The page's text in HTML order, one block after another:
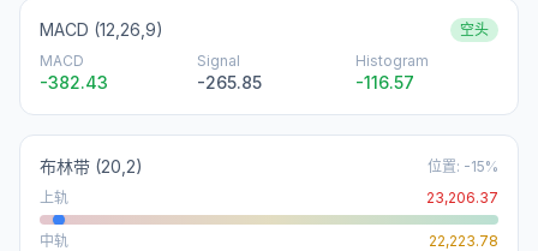
MACD (12,26,9)
空头
MACD
-382.43
Signal
-265.85
Histogram
-116.57
布林带 (20,2) 位置: -15%
上轨
23,206.37
中轨
22,223.78